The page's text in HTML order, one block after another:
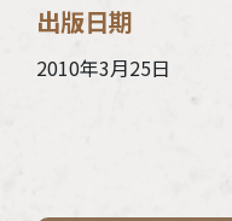
出版日期
2010年3月25日